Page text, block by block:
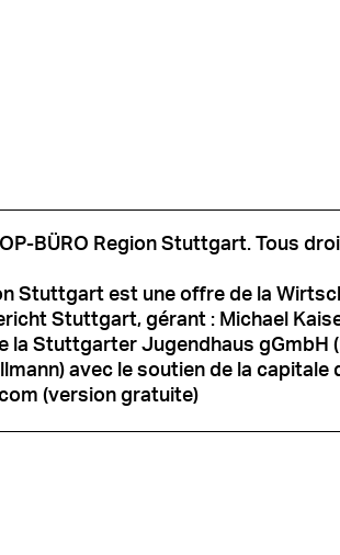
BÜRO Region Stuttgart. Tous
Stuttgart est une offre de la
Stuttgart, gérant : Michael
la Stuttgarter Jugendhaus
avec le soutien de la
(version gratuite)